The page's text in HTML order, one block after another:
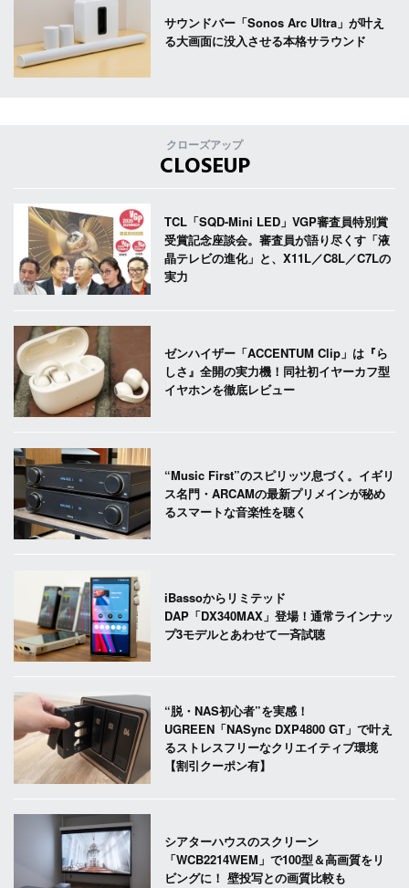
サウンドバー「Sonos Arc Ultra」が叶え
る大画面に没入させる本格サラウンド
クローズアップ
CLOSEUP
TCL「SQD-Mini LED」VGP審査員特別賞
受賞記念座談会。審査員が語り尽くす「液
晶テレビの進化」と、X11L／C8L／C7Lの
実力
ゼンハイザー「ACCENTUM Clip」は『ら
しさ』全開の実力機！同社初イヤーカフ型
イヤホンを徹底レビュー
“Music First”のスピリッツ息づく。イギリ
ス名門・ARCAMの最新プリメインが秘め
るスマートな音楽性を聴く
iBassoからリミテッド
DAP「DX340MAX」登場！通常ラインナッ
プ3モデルとあわせて一斉試聴
“脱・NAS初心者”を実感！
UGREEN「NASync DXP4800 GT」で叶え
るストレスフリーなクリエイティブ環境
【割引クーポン有】
シアターハウスのスクリーン
「WCB2214WEM」で100型＆高画質をリ
ビングに！ 壁投写との画質比較も